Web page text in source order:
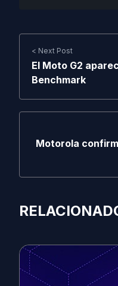
< Next Post
El Moto G2
Benchmark
Motorola